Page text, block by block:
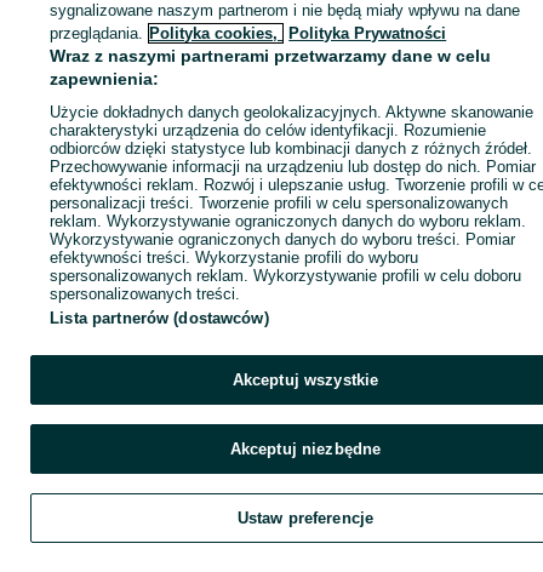
Zaloguj się / Załóż konto
sygnalizowane naszym partnerom i nie będą miały wpływu na dane
przeglądania. Polityka cookies, Polityka Prywatności
Wraz z naszymi partnerami przetwarzamy dane w celu
zapewnienia:
Użycie dokładnych danych geolokalizacyjnych. Aktywne skanowanie
charakterystyki urządzenia do celów identyfikacji. Rozumienie
odbiorców dzięki statystyce lub kombinacji danych z różnych źródeł.
Przechowywanie informacji na urządzeniu lub dostęp do nich. Pomiar
efektywności reklam. Rozwój i ulepszanie usług. Tworzenie profili w
personalizacji treści. Tworzenie profili w celu spersonalizowanych
reklam. Wykorzystywanie ograniczonych danych do wyboru reklam.
Wykorzystywanie ograniczonych danych do wyboru treści. Pomiar
efektywności treści. Wykorzystanie profili do wyboru
spersonalizowanych reklam. Wykorzystywanie profili w celu doboru
spersonalizowanych treści.
Lista partnerów (dostawców)
Akceptuj wszystkie
Akceptuj niezbędne
Ustaw preferencje